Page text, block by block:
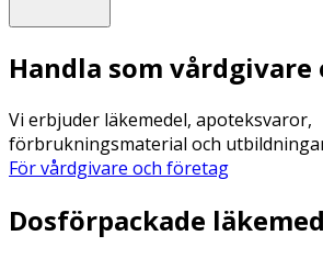
Handla som
Vi erbjuder läkemedel, apoteksvaror,
förbrukningsmaterial och
För vårdgivare och företag
Dosförpackade